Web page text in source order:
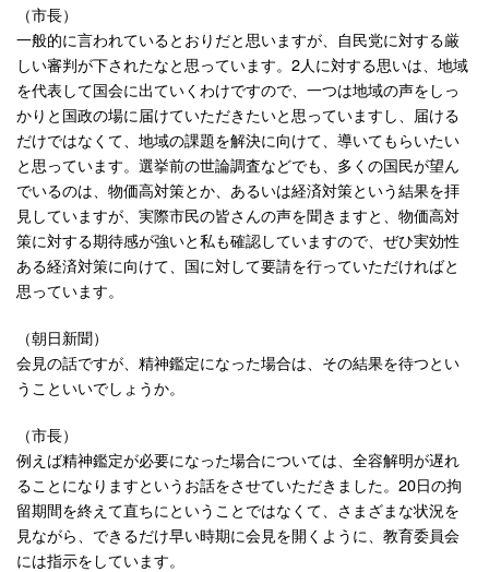
（市長）
一般的に言われているとおりだと思いますが、自民党に対する厳
しい審判が下されたなと思っています。2人に対する思いは、地域
を代表して国会に出ていくわけですので、一つは地域の声をしっ
かりと国政の場に届けていただきたいと思っていますし、届ける
だけではなくて、地域の課題を解決に向けて、導いてもらいたい
と思っています。選挙前の世論調査などでも、多くの国民が望ん
でいるのは、物価高対策とか、あるいは経済対策という結果を拝
見していますが、実際市民の皆さんの声を聞きますと、物価高対
策に対する期待感が強いと私も確認していますので、ぜひ実効性
ある経済対策に向けて、国に対して要請を行っていただければと
思っています。
（朝日新聞）
会見の話ですが、精神鑑定になった場合は、その結果を待つとい
うこといいでしょうか。
（市長）
例えば精神鑑定が必要になった場合については、全容解明が遅れ
ることになりますというお話をさせていただきました。20日の拘
留期間を終えて直ちにということではなくて、さまざまな状況を
見ながら、できるだけ早い時期に会見を開くように、教育委員会
には指示をしています。